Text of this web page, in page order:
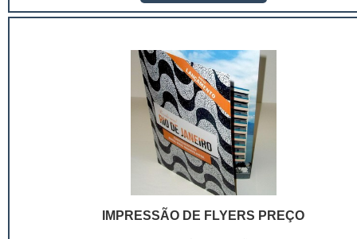
diversas empresas apostam em caixas e cartuchos
enaltecem a identidade visual para a marca.Já as
itens fundamentais para garantir que o produto
transportado chegue de forma correta e segura até o seu
final, desde que sejam produzidas com
qualidade.Ou seja, o cuidado na fabricação da
cartucho que irá embalar os cosméticos deve ser tão
quanto o preparo do produto. Por isso, as empresas
investir em tecnologia de ponta e profissionais
garantir: Alta eficiência de
biodegradáveis;Impressão em alta resolução
IMPRESSÃO DE FLYERS PREÇO